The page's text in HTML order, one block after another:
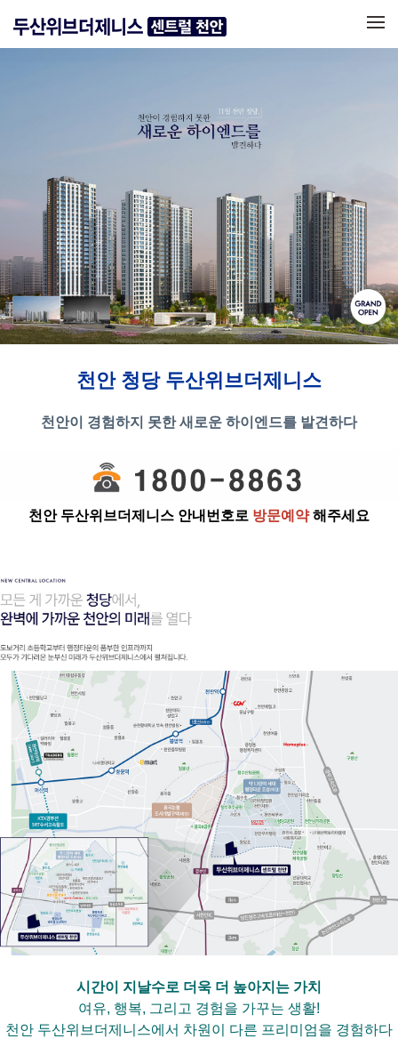
천안 청당 두산위브더제니스
천안이 경험하지 못한 새로운 하이엔드를 발견하다
천안 두산위브더제니스 안내번호로 방문예약해주세요
시간이 지날수로 더욱 더 높아지는 가치
여유, 행복, 그리고 경험을 가꾸는 생활!
천안 두산위브더제니스에서 차원이 다른 프리미엄을 경험하다